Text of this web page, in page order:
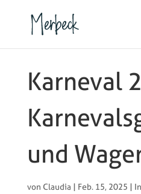
Karneval
und
von Claudia | Feb. 15, 2025 |